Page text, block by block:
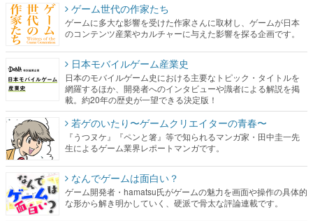
ゲーム世代の作家たち
ゲームに多大な影響を受けた作家さんに取材し、ゲームが日本
のコンテンツ産業やカルチャーに与えた影響を探る企画です。
日本モバイルゲーム産業史
日本のモバイルゲーム史における主要なトピック・タイトルを
網羅するほか、開発者へのインタビューや識者による解説を掲
載。約20年の歴史が一望できる決定版！
若ゲのいたり〜ゲームクリエイターの青春〜
『うつヌケ』『ペンと箸』等で知られるマンガ家・田中圭一先
生によるゲーム業界レポートマンガです。
なんでゲームは面白い？
ゲーム開発者・hamatsu氏がゲームの魅力を画面や操作の具体的
な形から解き明かしていく、硬派で骨太な評論連載です。